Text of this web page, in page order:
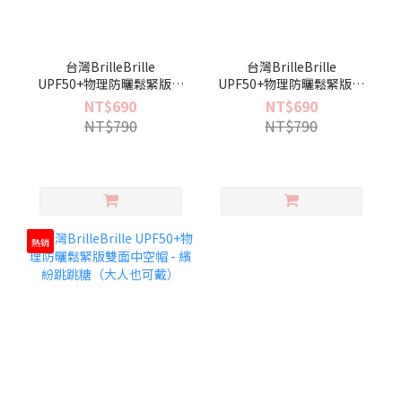
台灣BrilleBrille
UPF50+物理防曬鬆緊版雙
面中空帽 - 珍珠奶茶/咘哩
手搖飲 （大人也可戴）
NT$690
NT$790
台灣BrilleBrille
UPF50+物理防曬鬆緊版雙
面中空帽 - 泡泡水球 (大人
也可戴) (禮盒包裝)
NT$690
NT$790
熱銷